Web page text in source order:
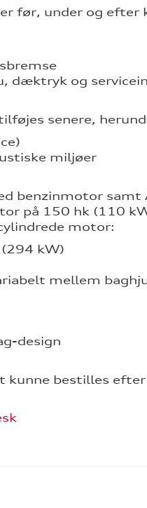
før, under og efter
dæktryk og
senere,
miljøer
benzinmotor samt
på 150 hk (110
motor:
kW)
mellem
design
kunne bestilles